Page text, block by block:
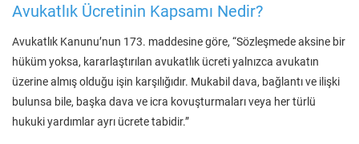
Avukatlık Ücretinin Kapsamı Nedir?
Avukatlık Kanunu’nun 173. maddesine göre, “Sözleşmede aksine bir
hüküm yoksa, kararlaştırılan avukatlık ücreti yalnızca avukatın
üzerine almış olduğu işin karşılığıdır. Mukabil dava, bağlantı ve ilişki
bulunsa bile, başka dava ve icra kovuşturmaları veya her türlü
hukuki yardımlar ayrı ücrete tabidir.”